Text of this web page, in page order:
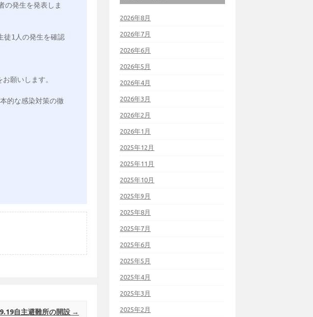
の発生を発表しま
徒1人の発生を確認
願いします。
的な感染対策の徹
自主避難所の開設 →
2026年8月
2026年7月
2026年6月
2026年5月
2026年4月
2026年3月
2026年2月
2026年1月
2025年12月
2025年11月
2025年10月
2025年9月
2025年8月
2025年7月
2025年6月
2025年5月
2025年4月
2025年3月
2025年2月